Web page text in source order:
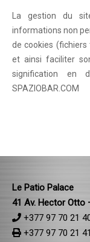
La gestion du
informations non
de cookies
et ainsi faciliter
signification en
SPAZIOBAR.COM
Le Patio Palace
41 Av. Hector Otto
+377 97 70 21
+377 97 70 21 41